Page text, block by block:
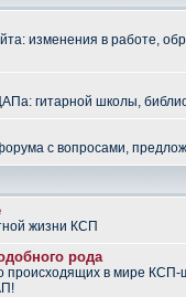
изменения в работе,
гитарной школы,
с вопросами,
жизни КСП
рода
в мире